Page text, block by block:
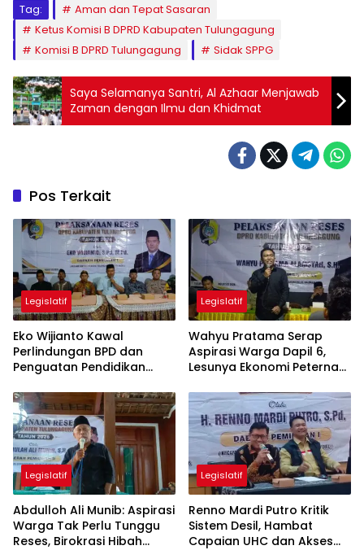
Tag:
Aman dan Tepat Sasaran
Ketus Komisi B DPRD Kabupaten Tulungagung
Komisi B DPRD Tulungagung
Sidak SPPG
Saya Selamanya Santri, Al Azhaar Menjawab
Zaman dengan Ilmu dan Khidmat
Pos Terkait
Legislatif
Eko Wijianto Kawal
Perlindungan BPD dan
Penguatan Pendidikan
Legislatif
Wahyu Pratama Serap
Aspirasi Warga Dapil 6,
Lesunya Ekonomi Peternak
Legislatif
Abdulloh Ali Munib: Aspirasi
Warga Tak Perlu Tunggu
Reses, Birokrasi Hibah
Legislatif
Renno Mardi Putro Kritik
Sistem Desil, Hambat
Capaian UHC dan Akses